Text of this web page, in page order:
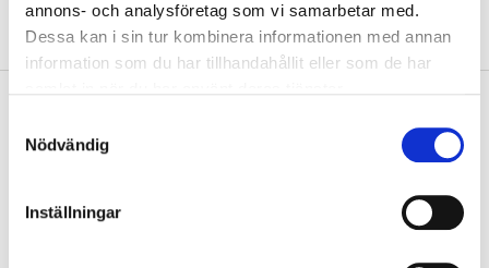
annons- och analysföretag som vi samarbetar med.
Dessa kan i sin tur kombinera informationen med annan
information som du har tillhandahållit eller som de har
Nödvändig
Inställningar
About the manufacturer